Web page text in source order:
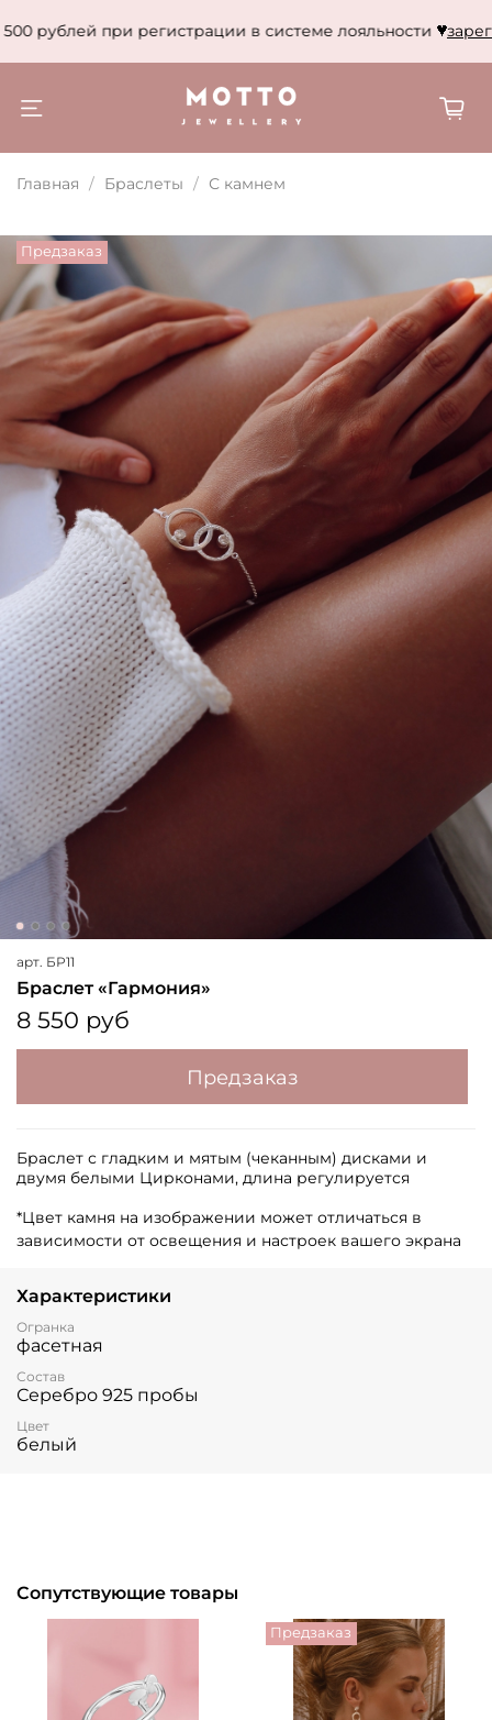
рублей при регистрации в системе лояльности
Главная Браслеты С камнем
Предзаказ
арт. БР11
Браслет «Гармония»
8 550 руб
Предзаказ
Браслет с гладким и мятым (чеканным) дисками и
двумя белыми Цирконами, длина регулируется
*Цвет камня на изображении может отличаться в
зависимости от освещения и настроек вашего экрана
Характеристики
Огранка
фасетная
Состав
Серебро 925 пробы
Цвет
белый
Сопутствующие товары
Предзаказ